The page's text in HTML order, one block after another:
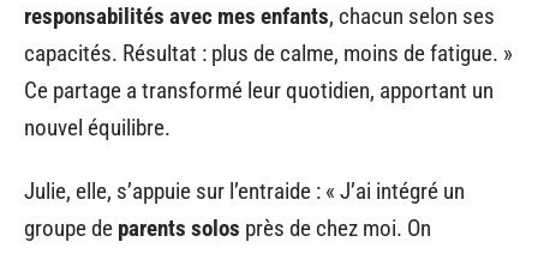
responsabilités avec mes enfants, chacun selon ses
capacités. Résultat : plus de calme, moins de fatigue. »
Ce partage a transformé leur quotidien, apportant un
nouvel équilibre.
Julie, elle, s’appuie sur l’entraide : « J’ai intégré un
groupe de parents solos près de chez moi. On